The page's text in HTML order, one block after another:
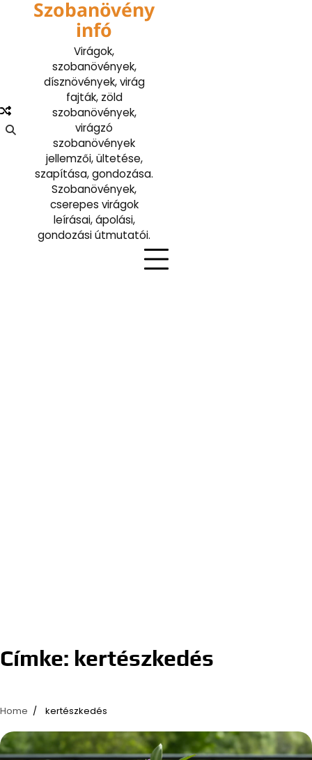
Szobanövény
infó
Virágok,
szobanövények,
dísznövények, virág
fajták, zöld
szobanövények,
virágzó
szobanövények
jellemzői, ültetése,
szapítása, gondozása.
Szobanövények,
cserepes virágok
leírásai, ápolási,
gondozási útmutatói.
Címke: kertészkedés
Home kertészkedés